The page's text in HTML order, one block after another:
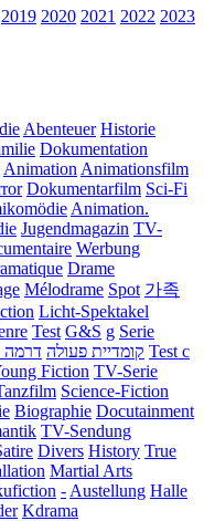
2019 2020 2021 2022 2023
Abenteuer Historie
Dokumentation
Animation Animationsfilm
Dokumentarfilm Sci-Fi
Animation.
Jugendmagazin TV-
Werbung
Drame
Mélodrame Spot 가족
Licht-Spektakel
Test G&S g Serie
קומדיית פעולה דרמה
Test c
Fiction TV-Serie
Science-Fiction
Biographie Docutainment
TV-Sendung
Divers History True
Martial Arts
- Austellung Halle
Kdrama